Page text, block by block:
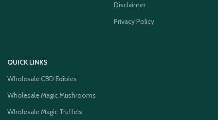
Disclaimer
Privacy Policy
QUICK LINKS
Wholesale CBD Edibles
Wholesale Magic Mushrooms
Wholesale Magic Truffels